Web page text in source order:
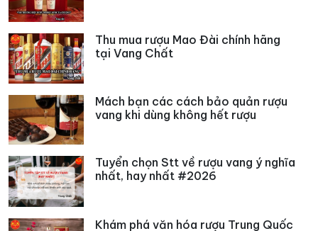
Thu mua rượu Mao Đài chính hãng
tại Vang Chất
Mách bạn các cách bảo quản rượu
vang khi dùng không hết rượu
Tuyển chọn Stt về rượu vang ý nghĩa
nhất, hay nhất #2026
Khám phá văn hóa rượu Trung Quốc